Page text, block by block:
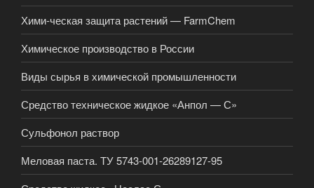
Хими-ческая защита растений — FarmChem
Химическое производство в России
Виды сырья в химической промышленности
Средство техническое жидкое «Анпол — С»
Сульфонол раствор
Меловая паста. ТУ 5743-001-26289127-95